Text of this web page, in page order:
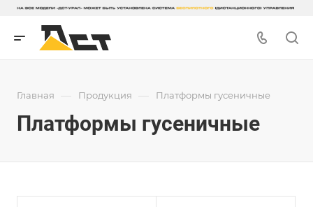
Главная — Продукция — Платформы гусеничные
Платформы гусеничные